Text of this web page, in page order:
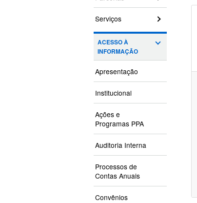
Serviços
ACESSO À
INFORMAÇÃO
Apresentação
Institucional
Ações e
Programas PPA
Auditoria Interna
Processos de
Contas Anuais
Convênios